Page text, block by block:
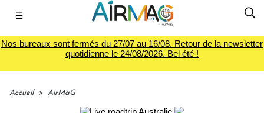
☰
Nos bureaux sont fermés du 27/07 au 16/08. Retour de la newsletter
quotidienne le 24/08/2026. Bel été !
Accueil > AirMaG